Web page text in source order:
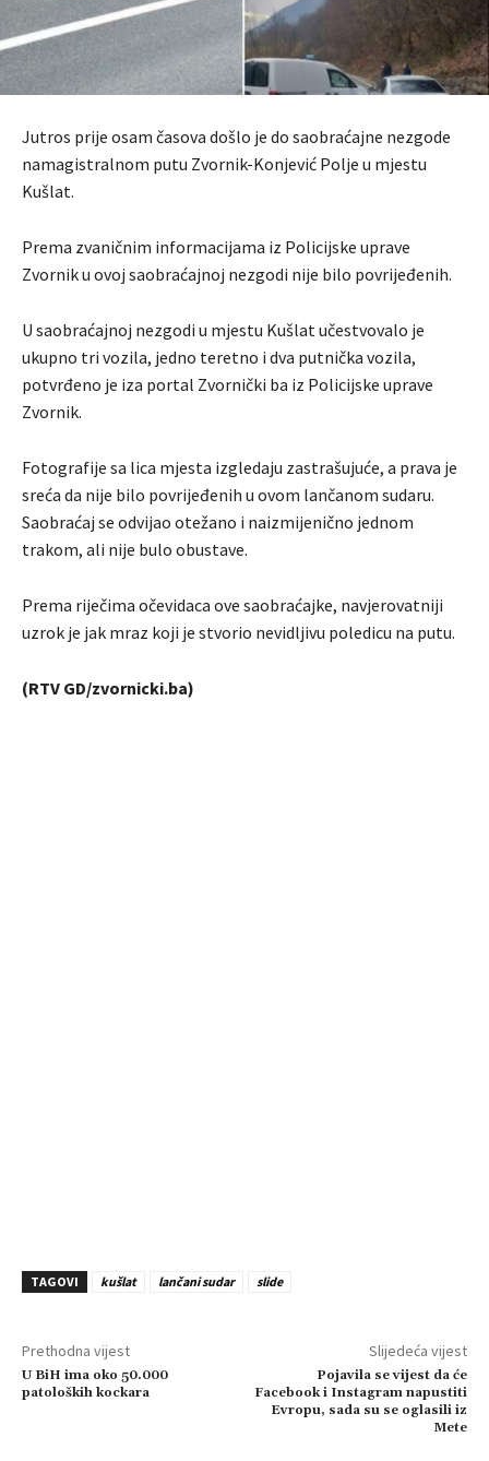
Jutros prije osam časova došlo je do saobraćajne nezgode
namagistralnom putu Zvornik-Konjević Polje u mjestu
Kušlat.
Prema zvaničnim informacijama iz Policijske uprave
Zvornik u ovoj saobraćajnoj nezgodi nije bilo povrijeđenih.
U saobraćajnoj nezgodi u mjestu Kušlat učestvovalo je
ukupno tri vozila, jedno teretno i dva putnička vozila,
potvrđeno je iza portal Zvornički ba iz Policijske uprave
Zvornik.
Fotografije sa lica mjesta izgledaju zastrašujuće, a prava je
sreća da nije bilo povrijeđenih u ovom lančanom sudaru.
Saobraćaj se odvijao otežano i naizmijenično jednom
trakom, ali nije bulo obustave.
Prema riječima očevidaca ove saobraćajke, navjerovatniji
uzrok je jak mraz koji je stvorio nevidljivu poledicu na putu.
(RTV GD/zvornicki.ba)
TAGOVI kušlat lančani sudar slide
Prethodna vijest
U BiH ima oko 50.000
patoloških kockara
Slijedeća vijest
Pojavila se vijest da će
Facebook i Instagram napustiti
Evropu, sada su se oglasili iz
Mete